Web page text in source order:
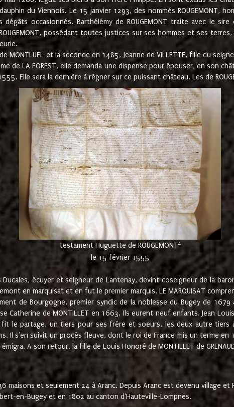
du Viennois. Le 15 janvier 1293, des nommés ROUGEMONT,
occasionnés. Barthélémy de ROUGEMONT traite avec le
possédant toutes justices sur ses hommes et ses
MONTLUEL et la seconde en 1485, Jeanne de VILLETTE, fille du
de LA FOREST, elle demanda une dispense pour épouser, en son
Elle sera la dernière à régner sur ce puissant château. Les de
testament Huguette de ROUGEMONT4
le 15 février 1555
Ducales, écuyer et seigneur de Lantenay, devint coseigneur de la
en marquisat et en fut le premier marquis. LE MARQUISAT
de Bourgogne, premier syndic de la noblesse du Bugey de
Catherine de MONTILLET en 1663. Ils eurent neuf enfants. Jean
le partage, un tiers pour ses frère et soeurs, les deux autre tiers
Il s'en suivit un procès fleuve, dont le roi de France mis un terme en
A son retour, la fille de Louis Honoré de MONTILLET de
maisons et seulement 24 à Aranc. Depuis Aranc est devenu village et
en-Bugey et en 1802 au canton d'Hauteville-Lompnes.